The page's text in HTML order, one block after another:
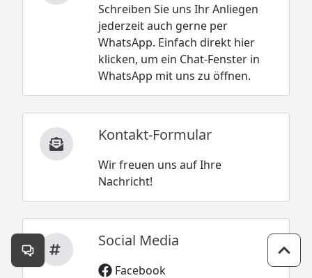
Schreiben Sie uns Ihr Anliegen
jederzeit auch gerne per
WhatsApp. Einfach direkt hier
klicken, um ein Chat-Fenster in
WhatsApp mit uns zu öffnen.
Kontakt-Formular
Wir freuen uns auf Ihre
Nachricht!
Social Media
Facebook
Kontakt öffnen